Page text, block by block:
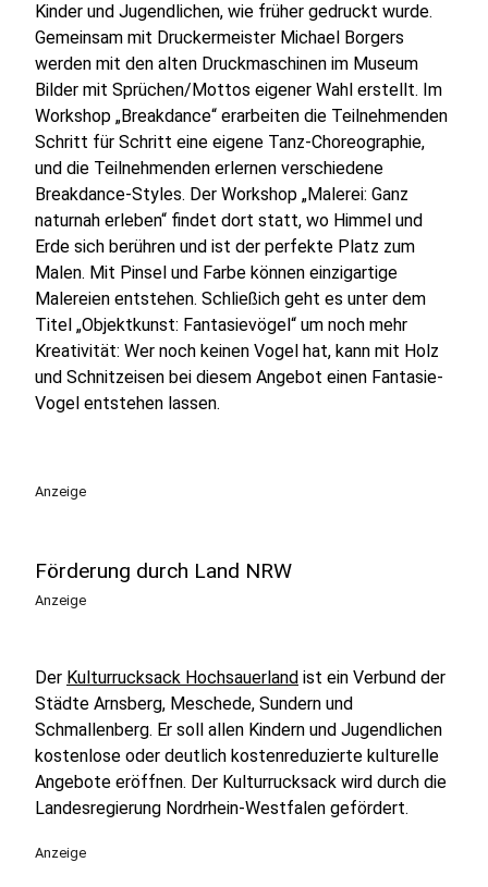
Kinder und Jugendlichen, wie früher gedruckt wurde.
Gemeinsam mit Druckermeister Michael Borgers
werden mit den alten Druckmaschinen im Museum
Bilder mit Sprüchen/Mottos eigener Wahl erstellt. Im
Workshop „Breakdance“ erarbeiten die Teilnehmenden
Schritt für Schritt eine eigene Tanz-Choreographie,
und die Teilnehmenden erlernen verschiedene
Breakdance-Styles. Der Workshop „Malerei: Ganz
naturnah erleben“ findet dort statt, wo Himmel und
Erde sich berühren und ist der perfekte Platz zum
Malen. Mit Pinsel und Farbe können einzigartige
Malereien entstehen. Schließich geht es unter dem
Titel „Objektkunst: Fantasievögel“ um noch mehr
Kreativität: Wer noch keinen Vogel hat, kann mit Holz
und Schnitzeisen bei diesem Angebot einen Fantasie-
Vogel entstehen lassen.
Anzeige
Förderung durch Land NRW
Anzeige
Der Kulturrucksack Hochsauerland ist ein Verbund der
Städte Arnsberg, Meschede, Sundern und
Schmallenberg. Er soll allen Kindern und Jugendlichen
kostenlose oder deutlich kostenreduzierte kulturelle
Angebote eröffnen. Der Kulturrucksack wird durch die
Landesregierung Nordrhein-Westfalen gefördert.
Anzeige